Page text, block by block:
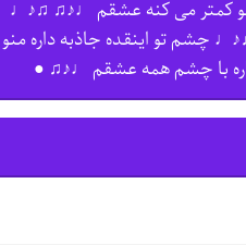
کمتر می کنه عشقم ♩♪♫ ♫♪♩
تو اینقده جاذبه داره منو
با چشم همه عشقم ♩♪♫ ●